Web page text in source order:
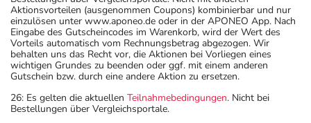
Aktionsvorteilen (ausgenommen Coupons) kombinierbar und nur
einzulösen unter www.aponeo.de oder in der APONEO App. Nach
Eingabe des Gutscheincodes im Warenkorb, wird der Wert des
Vorteils automatisch vom Rechnungsbetrag abgezogen. Wir
behalten uns das Recht vor, die Aktionen bei Vorliegen eines
wichtigen Grundes zu beenden oder ggf. mit einem anderen
Gutschein bzw. durch eine andere Aktion zu ersetzen.
26: Es gelten die aktuellen Teilnahmebedingungen. Nicht bei
Bestellungen über Vergleichsportale.